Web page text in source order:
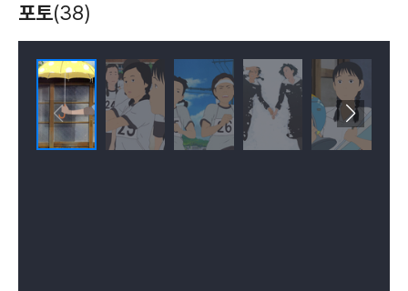
미래에 대해 더욱 고민하던 이랑은 다시꿈을 꾸게 되는데
…….
과연 이랑은 다시 달릴 수 있을까?
포토(38)